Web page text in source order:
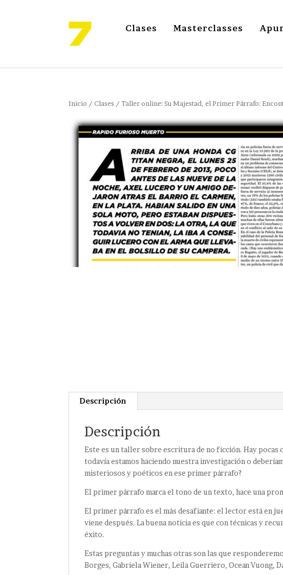
Clases Masterclasses
Inicio /Clases / Taller online: Su Majestad, el Primer Párrafo:
Descripción
Descripción
Este es un taller sobre escritura de no ficción. Hay
todavía estamos haciendo nuestra investigación o
misteriosos y poéticos en ese primer párrafo?
El primer párrafo marca el tono de un texto, hace una
El primer párrafo es el más desafiante: el lector está en
viene después. La buena noticia es que con técnicas y
éxito.
Estas preguntas y muchas otras son las que
Borges, Gabriela Wiener, Leila Guerriero, Ocean Vuong,